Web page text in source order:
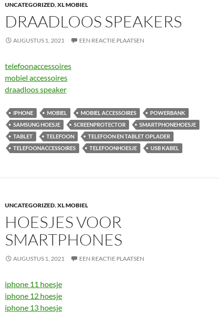
UNCATEGORIZED,XL MOBIEL
DRAADLOOS SPEAKERS
AUGUSTUS 1, 2021 EEN REACTIE PLAATSEN
telefoonaccessoires
mobiel accessoires
draadloos speaker
IPHONE MOBIEL MOBIEL ACCESSOIRES
POWERBANK
SAMSUNG HOESJE
SCREENPROTECTOR
SMARTPHONEHOESJE
TABLET
TELEFOON
TELEFOON EN TABLET OPLADER
TELEFOONACCESSOIRES
TELEFOONHOESJE USB KABEL
UNCATEGORIZED,XL MOBIEL
HOESJES VOOR
SMARTPHONES
AUGUSTUS 1, 2021 EEN REACTIE PLAATSEN
iphone 11 hoesje
iphone 12 hoesje
iphone 13 hoesje